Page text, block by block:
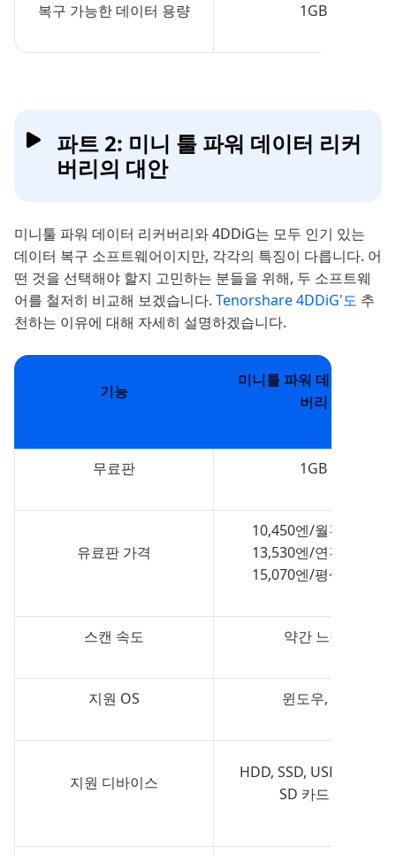
복구 가능한 데이터 용량 1GB
파트 2: 미니 툴 파워 데이터 리커
버리의 대안
미니툴 파워 데이터 리커버리와 4DDiG는 모두 인기 있는
데이터 복구 소프트웨어이지만, 각각의 특징이 다릅니다. 어
떤 것을 선택해야 할지 고민하는 분들을 위해, 두 소프트웨
어를 철저히 비교해 보겠습니다. Tenorshare 4DDiG'도 추
천하는 이유에 대해 자세히 설명하겠습니다.
기능
미니툴 파워 데이터 리커
버리
무료판 1GB
유료판 가격
10,450엔/월간 플랜
13,530엔/연간 플랜
15,070엔/평생 플랜
스캔 속도 약간 느림
지원 OS 윈도우, 맥
지원 디바이스
HDD, SSD, USB 메모리,
SD 카드 등